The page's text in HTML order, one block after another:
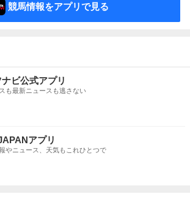
競馬情報をアプリで見る
ビ公式アプリ
も最新ニュースも逃さない
アプリ
やニュース、天気もこれひとつで